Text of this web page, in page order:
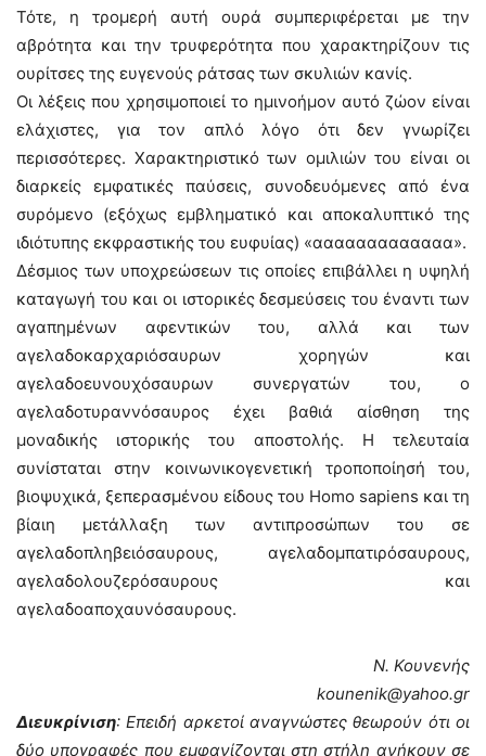
Τότε, η τρομερή αυτή ουρά συμπεριφέρεται με την
αβρότητα και την τρυφερότητα που χαρακτηρίζουν τις
ουρίτσες της ευγενούς ράτσας των σκυλιών κανίς.
Οι λέξεις που χρησιμοποιεί το ημινοήμον αυτό ζώον είναι
ελάχιστες, για τον απλό λόγο ότι δεν γνωρίζει
περισσότερες. Χαρακτηριστικό των ομιλιών του είναι οι
διαρκείς εμφατικές παύσεις, συνοδευόμενες από ένα
συρόμενο (εξόχως εμβληματικό και αποκαλυπτικό της
ιδιότυπης εκφραστικής του ευφυίας) «ααααααααααααα».
Δέσμιος των υποχρεώσεων τις οποίες επιβάλλει η υψηλή
καταγωγή του και οι ιστορικές δεσμεύσεις του έναντι των
αγαπημένων αφεντικών του, αλλά και των
αγελαδοκαρχαριόσαυρων χορηγών και
αγελαδοευνουχόσαυρων συνεργατών του, ο
αγελαδοτυραννόσαυρος έχει βαθιά αίσθηση της
μοναδικής ιστορικής του αποστολής. Η τελευταία
συνίσταται στην κοινωνικογενετική τροποποίησή του,
βιοψυχικά, ξεπερασμένου είδους του Homo sapiens και τη
βίαιη μετάλλαξη των αντιπροσώπων του σε
αγελαδοπληβειόσαυρους, αγελαδομπατιρόσαυρους,
αγελαδολουζερόσαυρους και
αγελαδοαποχαυνόσαυρους.
Ν. Κουνενής
kounenik@yahoo.gr
Διευκρίνιση: Επειδή αρκετοί αναγνώστες θεωρούν ότι οι
δύο υπογραφές που εμφανίζονται στη στήλη ανήκουν σε